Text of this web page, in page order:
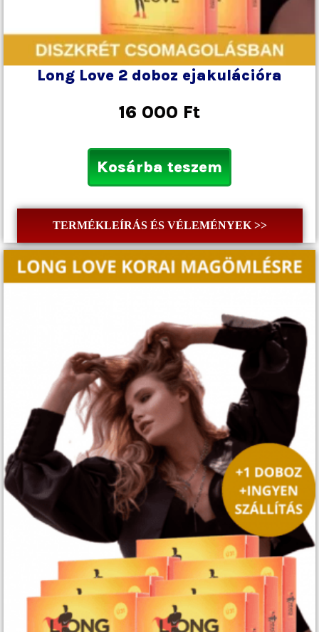
Long Love 2 doboz ejakulációra
16 000 Ft
Kosárba teszem
TERMÉKLEÍRÁS ÉS VÉLEMÉNYEK >>